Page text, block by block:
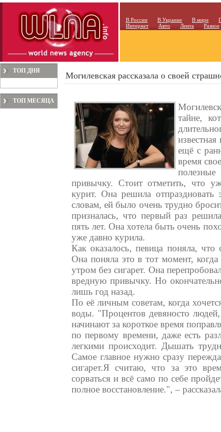
В России В Украине В мире
Интернет
Авто Лента Разное
ТОП ДНЯ
ТОП МЕСЯЦА
Могилевская рассказала о своей
тайне,
ещё с
время
полезные
привычку. Стоит отметить, что
курит. Она решила
словам, ей было очень трудно
призналась, что первый раз
пять лет. Она хотела быть очень
уже давно курила.
Как оказалось, певица поняла,
Она поняла это в тот момент,
утром без сигарет. Она
вредную привычку. Но
лишь год назад.
По её личным советам, когда
воды. "Процентов девяносто
начинают за короткое время
по первому времени, даже есть
легкими происходит. Дышать
Самое главное нужно сразу
сигарет.Я считаю, что за это
сорваться и всё само по себе
полное восстановление.", –